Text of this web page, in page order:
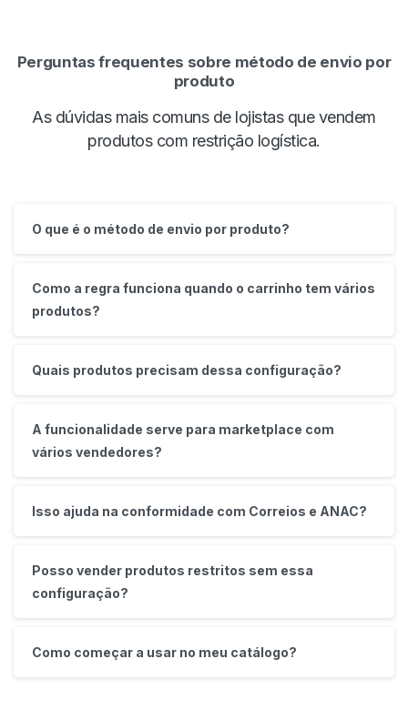
Perguntas frequentes sobre método de envio por
produto
As dúvidas mais comuns de lojistas que vendem
produtos com restrição logística.
O que é o método de envio por produto?
Como a regra funciona quando o carrinho tem vários
produtos?
Quais produtos precisam dessa configuração?
A funcionalidade serve para marketplace com
vários vendedores?
Isso ajuda na conformidade com Correios e ANAC?
Posso vender produtos restritos sem essa
configuração?
Como começar a usar no meu catálogo?